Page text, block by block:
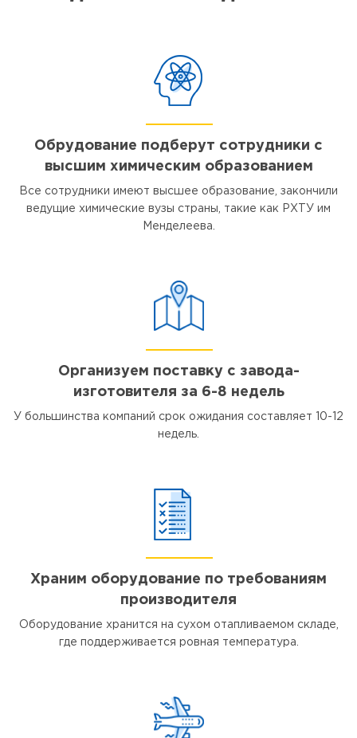
Обрудование подберут сотрудники с
высшим химическим образованием
Все сотрудники имеют высшее образование, закончили
ведущие химические вузы страны, такие как РХТУ им
Менделеева.
Организуем поставку с завода-
изготовителя за 6-8 недель
У большинства компаний срок ожидания составляет 10-12
недель.
Храним оборудование по требованиям
производителя
Оборудование хранится на сухом отапливаемом складе,
где поддерживается ровная температура.